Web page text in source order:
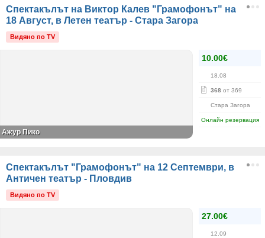
Спектакълът на Виктор Калев "Грамофонът" на
18 Август, в Летен театър - Стара Загора
Видяно по TV
10.00€
18.08
368 от 369
Стара Загора
Онлайн резервация
Ажур Пико
Спектакълът "Грамофонът" на 12 Септември, в
Античен театър - Пловдив
Видяно по TV
27.00€
12.09